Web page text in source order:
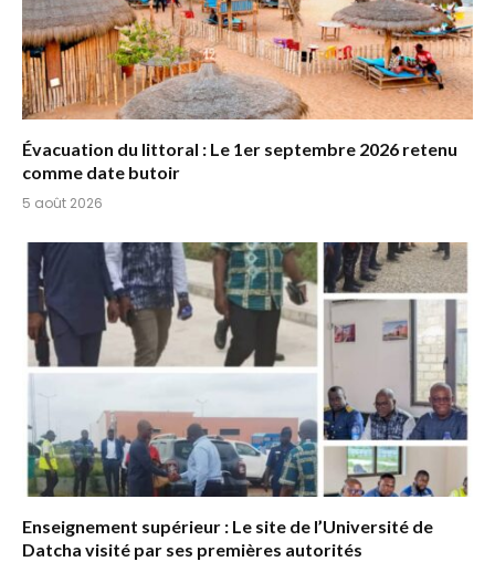
Évacuation du littoral : Le 1er septembre 2026 retenu
comme date butoir
5 août 2026
Enseignement supérieur : Le site de l’Université de
Datcha visité par ses premières autorités